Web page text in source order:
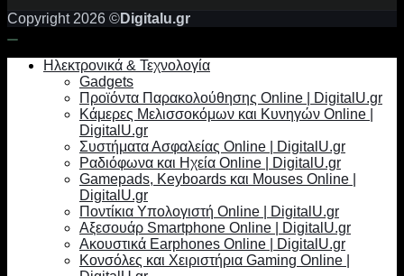
Copyright 2026 ©Digitalu.gr
Ηλεκτρονικά & Τεχνολογία
Gadgets
Προϊόντα Παρακολούθησης Online | DigitalU.gr
Κάμερες Μελισσοκόμων και Κυνηγών Online |
DigitalU.gr
Συστήματα Ασφαλείας Online | DigitalU.gr
Ραδιόφωνα και Ηχεία Online | DigitalU.gr
Gamepads, Keyboards και Mouses Online |
DigitalU.gr
Ποντίκια Υπολογιστή Online | DigitalU.gr
Αξεσουάρ Smartphone Online | DigitalU.gr
Ακουστικά Earphones Online | DigitalU.gr
Κονσόλες και Χειριστήρια Gaming Online |